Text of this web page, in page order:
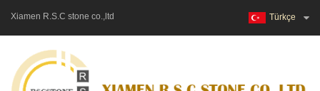
Xiamen R.S.C stone co.,ltd Türkçe